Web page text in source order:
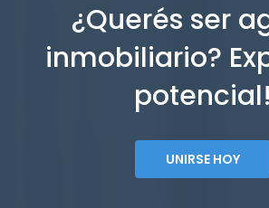
¿Querés ser
inmobiliario?
potencial!
UNIRSE HOY